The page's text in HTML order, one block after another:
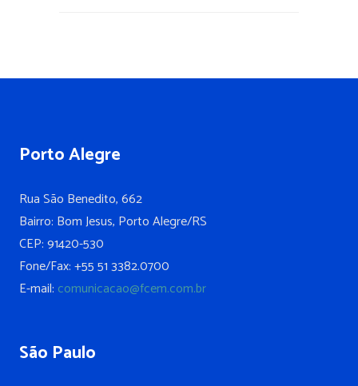
Porto Alegre
Rua São Benedito, 662
Bairro: Bom Jesus, Porto Alegre/RS
CEP: 91420-530
Fone/Fax: +55 51 3382.0700
E-mail: comunicacao@fcem.com.br
São Paulo